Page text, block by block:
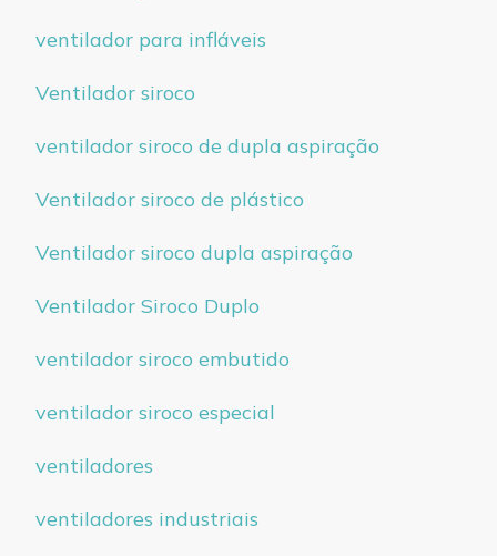
ventilador para infláveis
Ventilador siroco
ventilador siroco de dupla aspiração
Ventilador siroco de plástico
Ventilador siroco dupla aspiração
Ventilador Siroco Duplo
ventilador siroco embutido
ventilador siroco especial
ventiladores
ventiladores industriais